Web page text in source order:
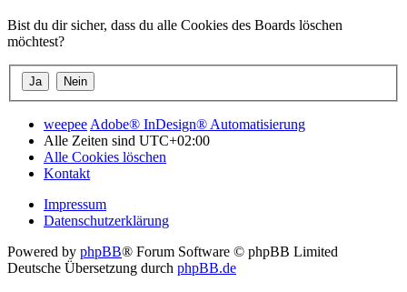
Bist du dir sicher, dass du alle Cookies des Boards löschen
möchtest?
weepee Adobe® InDesign® Automatisierung
Alle Zeiten sind UTC+02:00
Alle Cookies löschen
Kontakt
Impressum
Datenschutzerklärung
Powered by phpBB® Forum Software © phpBB Limited
Deutsche Übersetzung durch phpBB.de